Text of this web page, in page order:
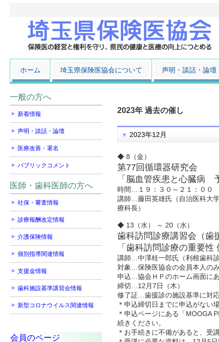
ホーム 埼玉県保険医協会について 声明・談話・論壇
2023年 過去の催し
2023年12月
◆ 8（金）
第77回循環器研究会
「脳血管疾患と心臓病
時間…１９：３０～２１：００
講師…藤田英雄氏（自治医科大
療科長）
◆ 13（水） ～ 20（水）
歯科訪問診療講習会（歯
「歯科訪問診療の重要
講師…中澤桂一郎氏（利根歯科
対象…保険医協会の会員本人の
申込…協会ＨＰのホーム画面に
締切…12月7日（木）
修了証…歯援診の施設基準に対
＊申込締切日までに申込がない
＊申込ページにある「MOOGA
続きください。
＊お手続きに不備があると、受
一般の方へ
新着情報
声明・談話・論壇
医療改善・署名
パブリックコメント
医師・歯科医師の方へ
社保・審査情報
診療報酬改定情報
介護保険情報
個別指導関連情報
支援金情報
歯科施設基準講習会情報
新型コロナウイルス関連情報
会員のページ